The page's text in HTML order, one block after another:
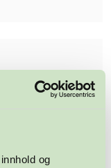
og